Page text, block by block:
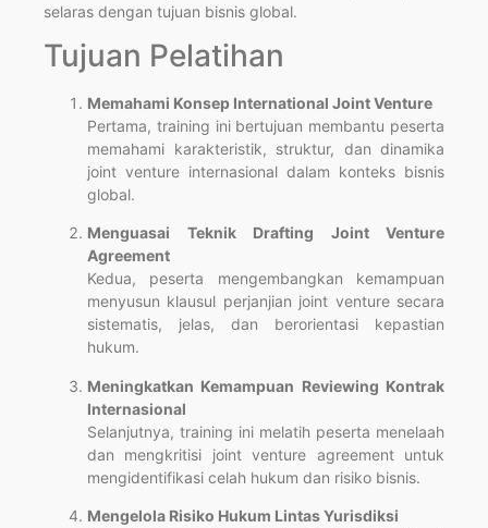
selaras dengan tujuan bisnis global.
Tujuan Pelatihan
Memahami Konsep International Joint Venture
Pertama, training ini bertujuan membantu peserta
memahami karakteristik, struktur, dan dinamika
joint venture internasional dalam konteks bisnis
global.
Menguasai Teknik Drafting Joint Venture
Agreement
Kedua, peserta mengembangkan kemampuan
menyusun klausul perjanjian joint venture secara
sistematis, jelas, dan berorientasi kepastian
hukum.
Meningkatkan Kemampuan Reviewing Kontrak
Internasional
Selanjutnya, training ini melatih peserta menelaah
dan mengkritisi joint venture agreement untuk
mengidentifikasi celah hukum dan risiko bisnis.
Mengelola Risiko Hukum Lintas Yurisdiksi